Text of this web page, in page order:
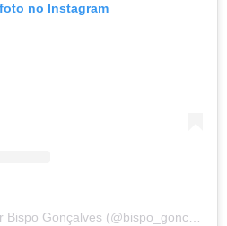
no Instagram
Um post compartilhado por Bispo Gonçalves (@bispo_goncalves)